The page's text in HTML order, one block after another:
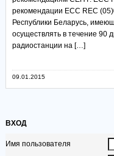
рекомендации ЕСС REC
Республики Беларусь,
осуществлять в течение 90
радиостанции на […]
09.01.2015
ВХОД
Имя пользователя